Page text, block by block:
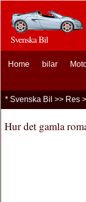
Svenska Bil
Home bilar
* Svenska Bil >> Res
Hur det gamla